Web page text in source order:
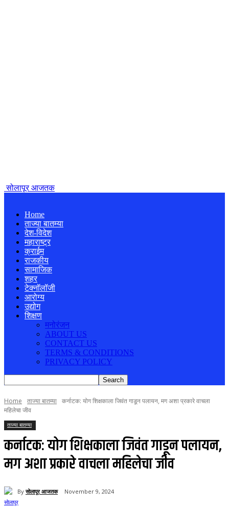
सोलापूर आजतक
Home
ताज्या बातम्या
देश-विदेश
महाराष्ट्र
क्राईम
राजकीय
सामाजिक
शहर
टेक्नॉलॉजी
आरोग्य
उद्योग
शिक्षण
मनोरंजन
ABOUT US
CONTACT US
TERMS & CONDITIONS
PRIVACY POLICY
Home ताज्या बातम्या कर्नाटक: योग शिक्षकाला जिवंत गाडून पलायन, मग अशा प्रकारे वाचला
महिलेचा जीव
ताज्या बातम्या
कर्नाटक: योग शिक्षकाला जिवंत गाडून पलायन,
मग अशा प्रकारे वाचला महिलेचा जीव
By सोलापूर आजतक November 9, 2024